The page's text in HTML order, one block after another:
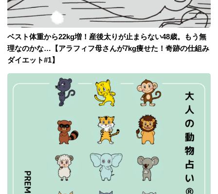
ベスト体重から22kg増！産後太りが止まらない48歳。もう無
理なのかな…【アラフィフ母さんが7kg痩せた！奇跡の仕組み
ダイエット#1】